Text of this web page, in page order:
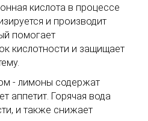
кислота в процессе
и производит
помогает
кислотности и защищает
- лимоны содержат
аппетит. Горячая вода
и также снижает